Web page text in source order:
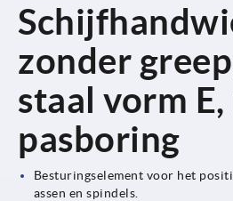
zonder
staal vorm
pasboring
Besturingselement voor het
assen en spindels.